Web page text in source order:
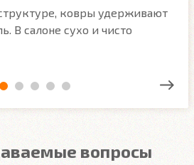
ковры удерживают
В салоне сухо и чисто
вопросы